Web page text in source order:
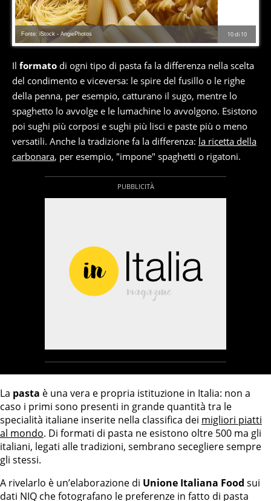
10di 10
Fonte: iStock - AngiePhotos
Il formato di ogni tipo di pasta fa la differenza nella scelta
del condimento e viceversa: le spire del fusillo o le righe
della penna, per esempio, catturano il sugo, mentre lo
spaghetto lo avvolge e le lumachine lo avvolgono. Esistono
poi sughi più corposi e sughi più lisci e paste più o meno
versatili. Anche la tradizione fa la differenza: la ricetta della
carbonara, per esempio, "impone" spaghetti o rigatoni.
La pasta è una vera e propria istituzione in Italia: non a
caso i primi sono presenti in grande quantità tra le
specialità italiane inserite nella classifica dei migliori piatti
al mondo. Di formati di pasta ne esistono oltre 500 ma gli
italiani, legati alle tradizioni, sembrano secegliere sempre
gli stessi.
A rivelarlo è un’elaborazione di Unione Italiana Food sui
dati NIQ che fotografano le preferenze in fatto di pasta